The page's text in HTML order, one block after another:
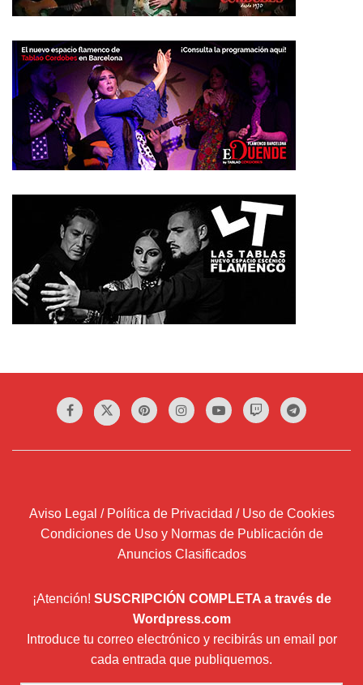
Aviso Legal / Política de Privacidad / Uso de Cookies
Condiciones de Uso y Normas de Publicación de
Anuncios Clasificados
¡Atención! SUSCRIPCIÓN COMPLETA a través de
Wordpress.com
Introduce tu correo electrónico y recibirás un email por
cada entrada que publiquemos.